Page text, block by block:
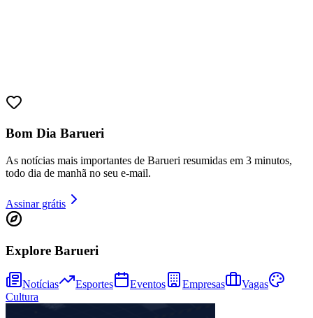
Bom Dia Barueri
As notícias mais importantes de Barueri resumidas em 3 minutos,
todo dia de manhã no seu e-mail.
Assinar grátis
Explore Barueri
Notícias Esportes Eventos Empresas
Vagas
Cultura